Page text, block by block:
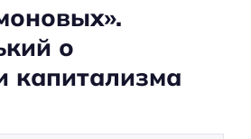
о
капитализма